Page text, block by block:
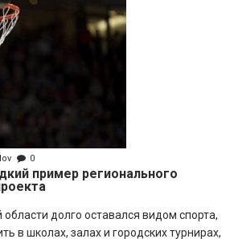
0
пример регионального
области долго оставался видом спорта,
в школах, залах и городских турнирах,